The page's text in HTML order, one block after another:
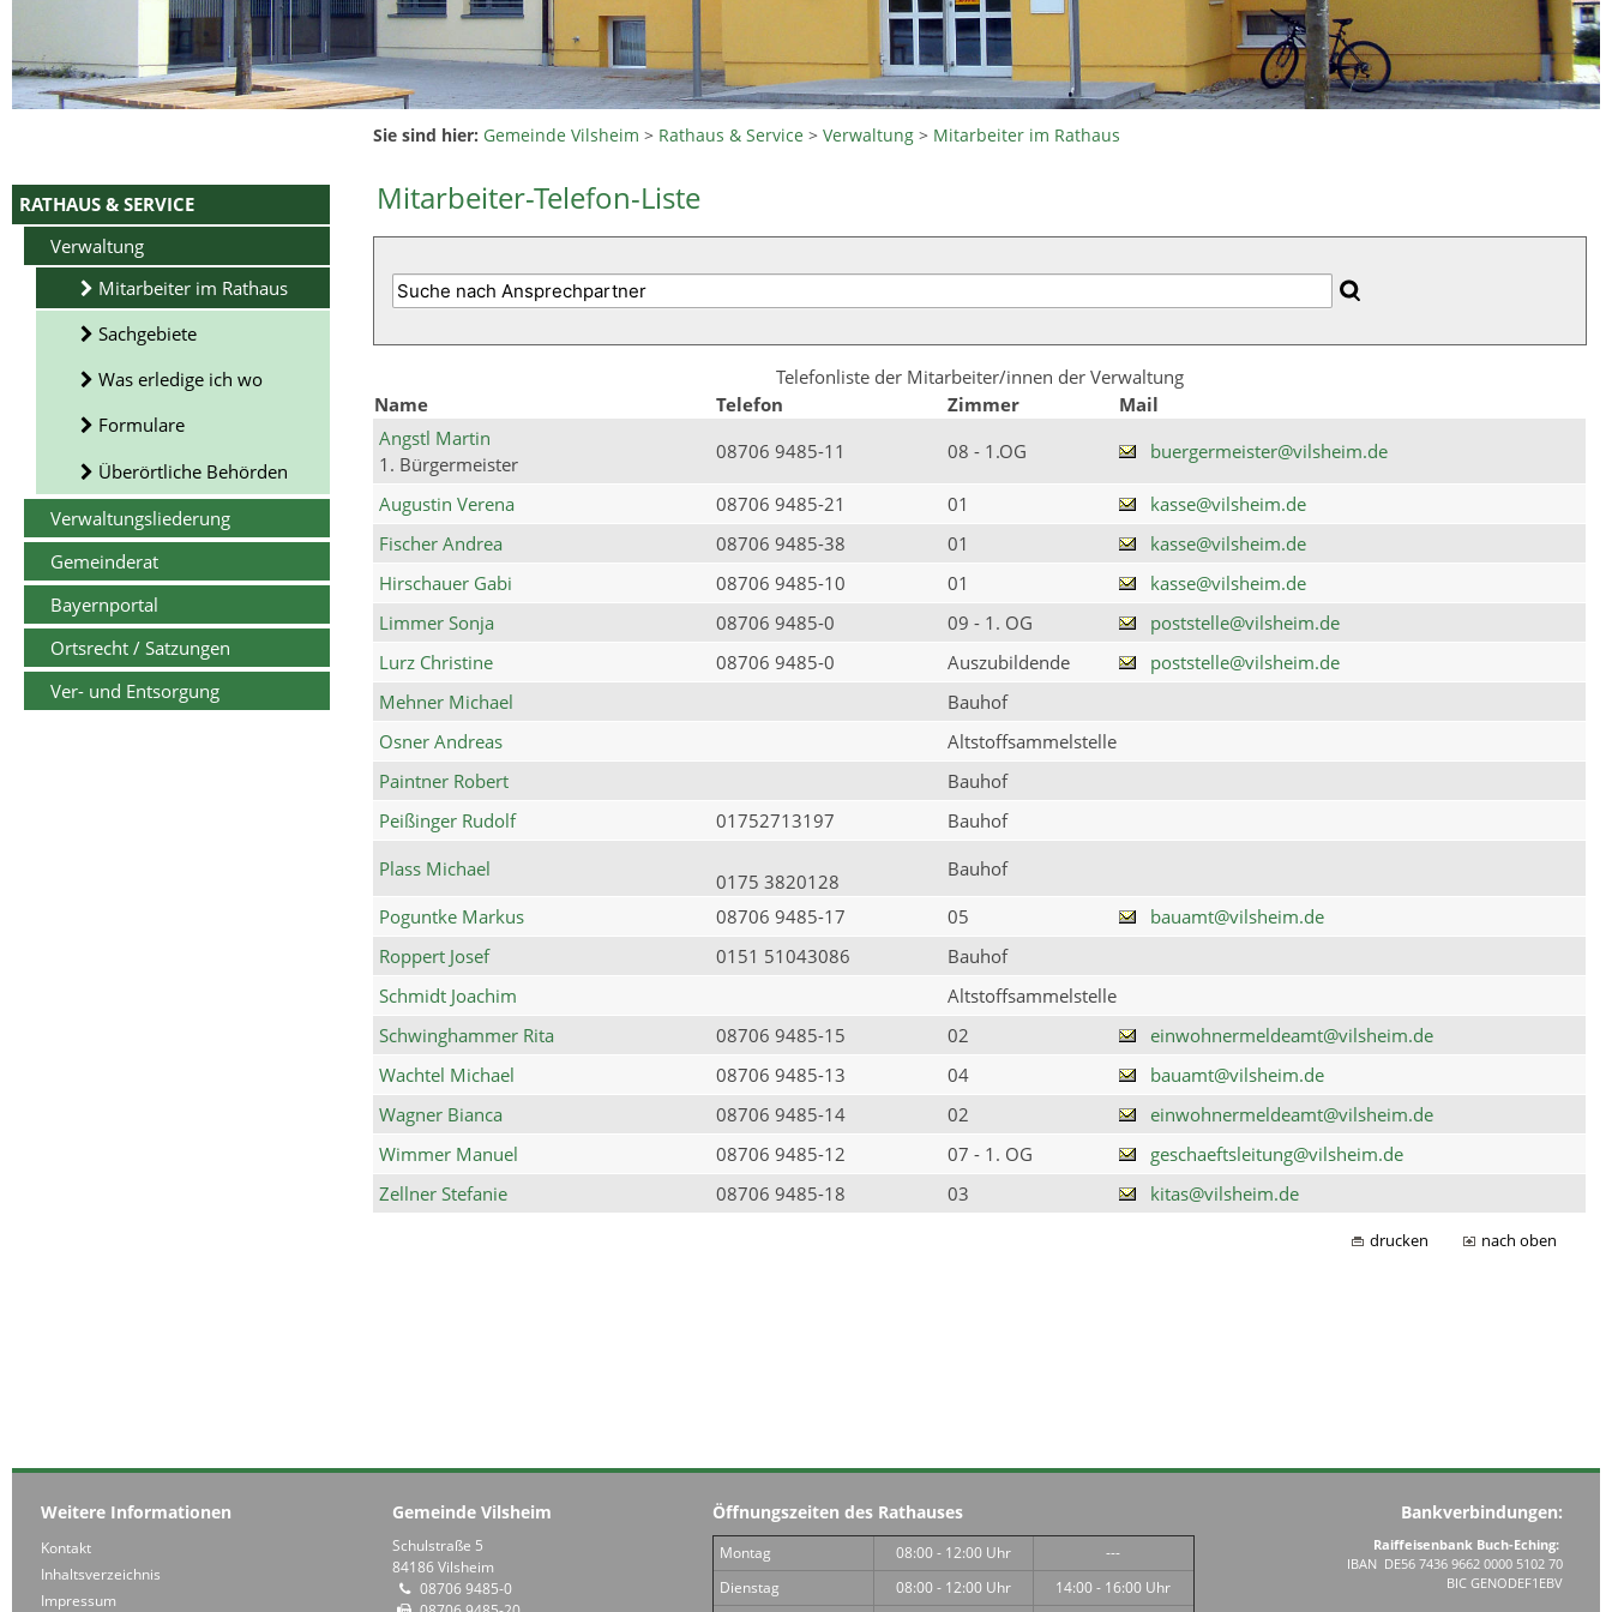
RATHAUS & SERVICE
Verwaltung
Mitarbeiter im Rathaus
Sachgebiete
Was erledige ich wo
Formulare
Überörtliche Behörden
Verwaltungsliederung
Gemeinderat
Bayernportal
Ortsrecht / Satzungen
Ver- und Entsorgung
Sie sind hier: Gemeinde Vilsheim > Rathaus & Service >Verwaltung > Mitarbeiter im Rathaus
Mitarbeiter-Telefon-Liste
Telefonliste der Mitarbeiter/innen der Verwaltung
Name
Telefon Zimmer
Mail
Angstl Martin
1. Bürgermeister
08706 9485-11 08 - 1.OG buergermeister@vilsheim.de
Augustin Verena 08706 9485-21 01
kasse@vilsheim.de
Fischer Andrea
08706 9485-38 01
kasse@vilsheim.de
Hirschauer Gabi
08706 9485-10 01
kasse@vilsheim.de
Limmer Sonja
08706 9485-0 09 - 1. OG
poststelle@vilsheim.de
Lurz Christine
08706 9485-0 Auszubildende
poststelle@vilsheim.de
Mehner Michael
Bauhof
Osner Andreas
Altstoffsammelstelle
Paintner Robert
Bauhof
Peißinger Rudolf
01752713197
Bauhof
Plass Michael
0175 3820128
Bauhof
Poguntke Markus
08706 9485-17 05
bauamt@vilsheim.de
Roppert Josef
0151 51043086
Bauhof
Schmidt Joachim
Altstoffsammelstelle
Schwinghammer Rita
08706 9485-15 02
einwohnermeldeamt@vilsheim.de
Wachtel Michael
08706 9485-13 04
bauamt@vilsheim.de
Wagner Bianca
08706 9485-14 02
einwohnermeldeamt@vilsheim.de
Wimmer Manuel
08706 9485-12 07 - 1. OG
geschaeftsleitung@vilsheim.de
Zellner Stefanie
08706 9485-18 03 kitas@vilsheim.de
drucken nach oben
Weitere Informationen
Kontakt
Inhaltsverzeichnis
Impressum
Gemeinde Vilsheim
Schulstraße 5
84186 Vilsheim
08706 9485-0
Öffnungszeiten des Rathauses
Montag 08:00 - 12:00 Uhr
---
Dienstag
08:00 - 12:00 Uhr
14:00 - 16:00 Uhr
Bankverbindungen:
Raiffeisenbank Buch-Eching:
IBAN DE56 7436 9662 0000 5102 70
BIC GENODEF1EBV